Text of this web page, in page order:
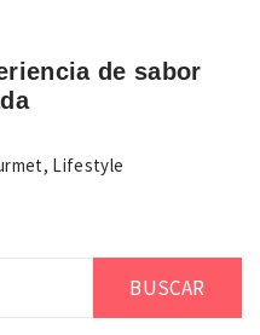
de sabor
, Lifestyle